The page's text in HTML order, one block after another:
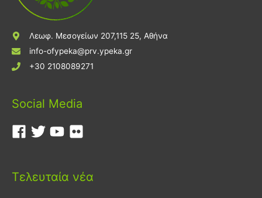
Λεωφ. Μεσογείων 207,115 25, Αθήνα
info-ofypeka@prv.ypeka.gr
+30 2108089271
Social Media
Τελευταία νέα